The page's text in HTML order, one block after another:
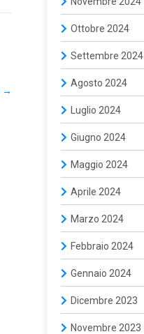
→
Ottobre 2024
Settembre 2024
Agosto 2024
Luglio 2024
Giugno 2024
Maggio 2024
Aprile 2024
Marzo 2024
Febbraio 2024
Gennaio 2024
Dicembre 2023
Novembre 2023